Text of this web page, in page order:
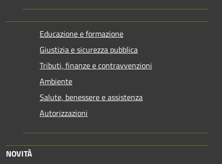
Educazione e formazione
Giustizia e sicurezza pubblica
Tributi, finanze e contravvenzioni
Ambiente
Salute, benessere e assistenza
Autorizzazioni
NOVITÀ